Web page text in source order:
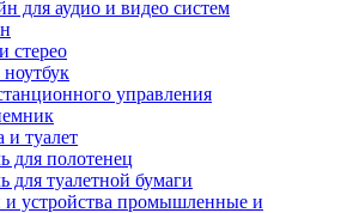
для аудио и видео систем
стерео
управления
и туалет
для полотенец
для туалетной бумаги
и устройства промышленные и